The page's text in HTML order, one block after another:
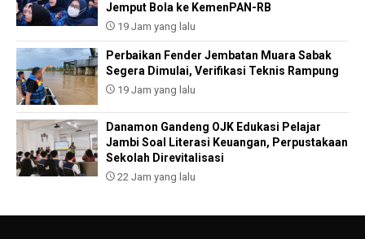
Jemput Bola ke KemenPAN-RB
19 Jam yang lalu
Perbaikan Fender Jembatan Muara Sabak
Segera Dimulai, Verifikasi Teknis Rampung
19 Jam yang lalu
Danamon Gandeng OJK Edukasi Pelajar
Jambi Soal Literasi Keuangan, Perpustakaan
Sekolah Direvitalisasi
22 Jam yang lalu